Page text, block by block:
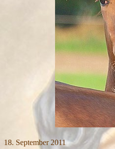
18. September2011